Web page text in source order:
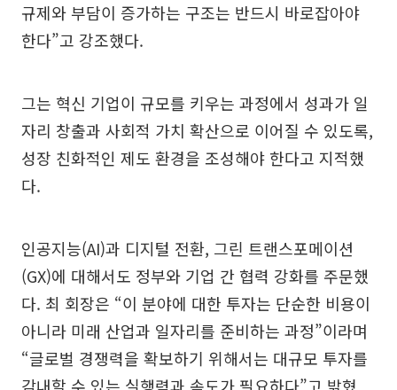
규제와 부담이 증가하는 구조는 반드시 바로잡아야
한다”고 강조했다.
그는 혁신 기업이 규모를 키우는 과정에서 성과가 일
자리 창출과 사회적 가치 확산으로 이어질 수 있도록,
성장 친화적인 제도 환경을 조성해야 한다고 지적했
다.
인공지능(AI)과 디지털 전환, 그린 트랜스포메이션
(GX)에 대해서도 정부와 기업 간 협력 강화를 주문했
다. 최 회장은 “이 분야에 대한 투자는 단순한 비용이
아니라 미래 산업과 일자리를 준비하는 과정”이라며
“글로벌 경쟁력을 확보하기 위해서는 대규모 투자를